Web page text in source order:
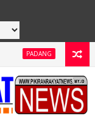
PADANG